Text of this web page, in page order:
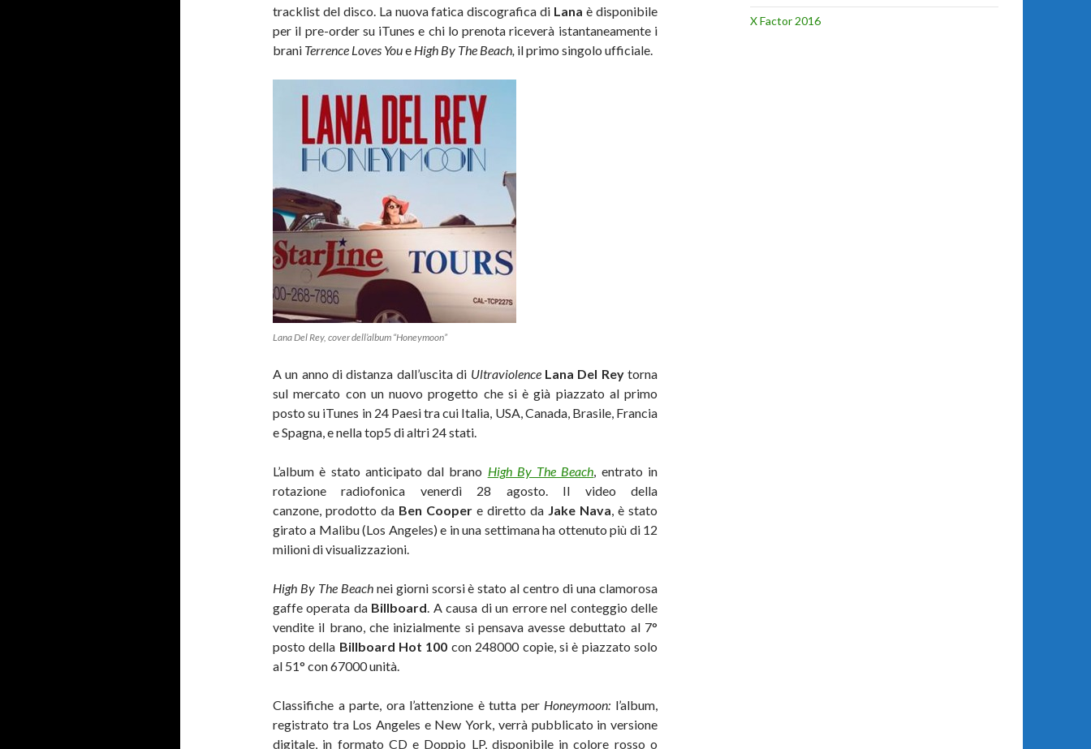
tracklist del disco. La nuova fatica discografica di Lanaè disponibile
per il pre-order su iTunes e chi lo prenota riceverà istantaneamente i
brani Terrence Loves Youe High By The Beach, il primo singolo ufficiale.
Lana Del Rey, cover dell’album “Honeymoon”
A un anno di distanza dall’uscita di Ultraviolence Lana Del Reytorna
sul mercato con un nuovo progetto che si è già piazzato al primo
posto su iTunes in 24 Paesi tra cui Italia, USA, Canada, Brasile, Francia
e Spagna, e nella top5 di altri 24 stati.
L’album è stato anticipato dal brano High By The Beach, entrato in
rotazione radiofonica venerdì 28 agosto. Il video della
canzone, prodotto da Ben Cooper e diretto da Jake Nava, è stato
girato a Malibu (Los Angeles) e in una settimana ha ottenuto più di 12
milioni di visualizzazioni.
High By The Beachnei giorni scorsi è stato al centro di una clamorosa
gaffe operata da Billboard. A causa di un errore nel conteggio delle
vendite il brano, che inizialmente si pensava avesse debuttato al 7°
posto della Billboard Hot 100 con 248000 copie, si è piazzato solo
al 51° con 67000 unità.
Classifiche a parte, ora l’attenzione è tutta per Honeymoon: l’album,
registrato tra Los Angeles e New York, verrà pubblicato in versione
digitale, in formato CD e Doppio LP, disponibile in colore rosso o
X Factor 2016